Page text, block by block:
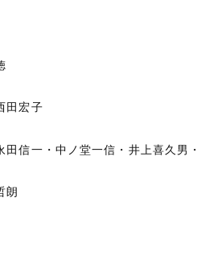
田宏子
信一・中ノ堂一信・井上喜久男
朗